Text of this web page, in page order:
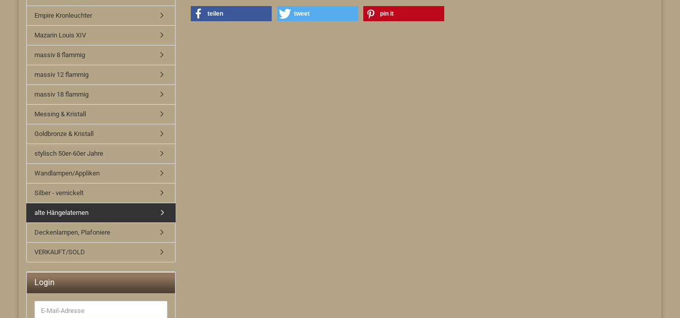
teilen tweet pin it
Empire Kronleuchter
Mazarin Louis XIV
massiv 8 flammig
massiv 12 flammig
massiv 18 flammig
Messing & Kristall
Goldbronze & Kristall
stylisch 50er-60er Jahre
Wandlampen/Appliken
Silber - vernickelt
alte Hängelaternen
Deckenlampen, Plafoniere
VERKAUFT/SOLD
Login
E-